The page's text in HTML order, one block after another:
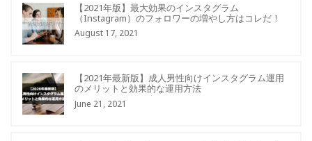
【2021年版】最大効果のインスタグラム
（Instagram）のフォロワーの増やし方はコレだ！
August 17, 2021
【2021年最新版】成人男性向けインスタグラム運用
のメリットと効果的な運用方法
June 21, 2021